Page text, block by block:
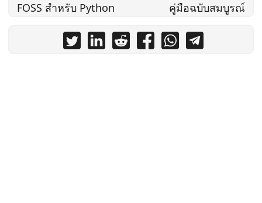
FOSS สําหรับ Python
คู่มือฉบับสมบูรณ์